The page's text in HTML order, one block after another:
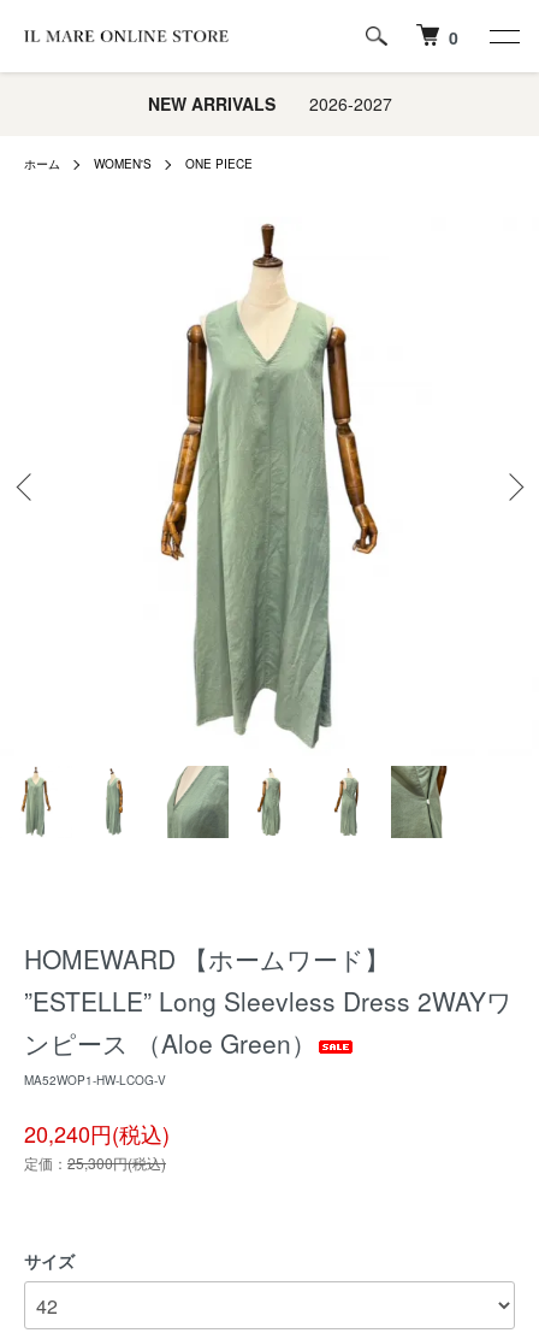
0
NEW ARRIVALS2026-2027
ホーム WOMEN'S ONE PIECE
HOMEWARD 【ホームワード】
”ESTELLE” Long Sleevless Dress 2WAYワ
ンピース （Aloe Green）
MA52WOP1-HW-LCOG-V
20,240円(税込)
定価： 25,300円(税込)
サイズ